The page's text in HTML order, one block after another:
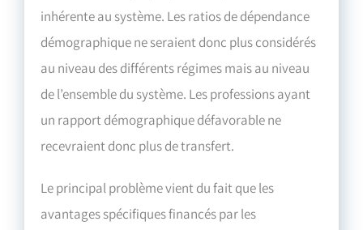
inhérente au système. Les ratios de dépendance
démographique ne seraient donc plus considérés
au niveau des différents régimes mais au niveau
de l’ensemble du système. Les professions ayant
un rapport démographique défavorable ne
recevraient donc plus de transfert.
Le principal problème vient du fait que les
avantages spécifiques financés par les